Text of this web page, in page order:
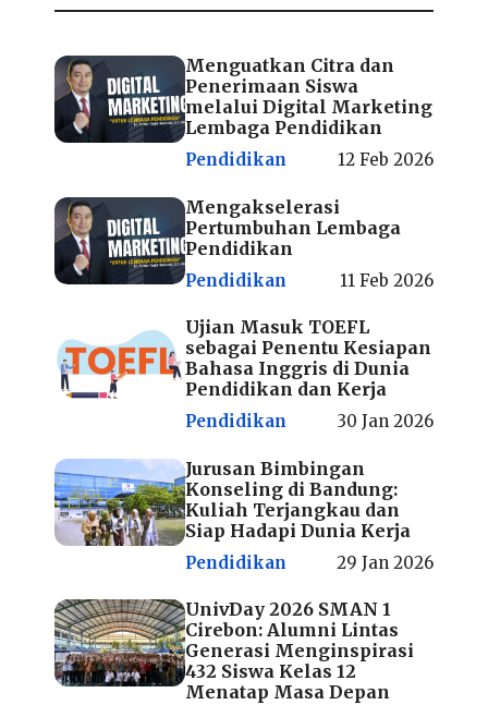
Menguatkan Citra dan
Penerimaan Siswa
melalui Digital Marketing
Lembaga Pendidikan
Pendidikan 12 Feb 2026
Mengakselerasi
Pertumbuhan Lembaga
Pendidikan
Pendidikan 11 Feb 2026
Ujian Masuk TOEFL
sebagai Penentu Kesiapan
Bahasa Inggris di Dunia
Pendidikan dan Kerja
Pendidikan 30 Jan 2026
Jurusan Bimbingan
Konseling di Bandung:
Kuliah Terjangkau dan
Siap Hadapi Dunia Kerja
Pendidikan 29 Jan 2026
UnivDay 2026 SMAN 1
Cirebon: Alumni Lintas
Generasi Menginspirasi
432 Siswa Kelas 12
Menatap Masa Depan